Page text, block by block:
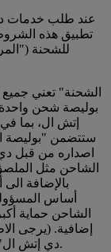
عند طلب خدمات
تطبيق هذه الشروط
للشحنة
بوليصة شحن واحدة
إتش ال، بما
ستتضمن "بوليصة
اصداره من قبل
الشاحن مثل
بالإضافة
أساس
الشاحن حماية
إضافية. (يرجى
دي إتش ال" تعني أي عضو في شبكة دي إتش ال إكسبرس.